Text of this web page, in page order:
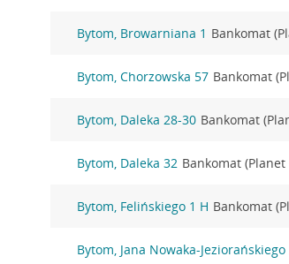
Bytom, Browarniana 1 Bankomat
Bytom, Chorzowska 57 Bankomat
Bytom, Daleka 28-30 Bankomat
Bytom, Daleka 32 Bankomat (Planet
Bytom, Felińskiego 1 H Bankomat
Bytom, Jana Nowaka-Jeziorańskiego